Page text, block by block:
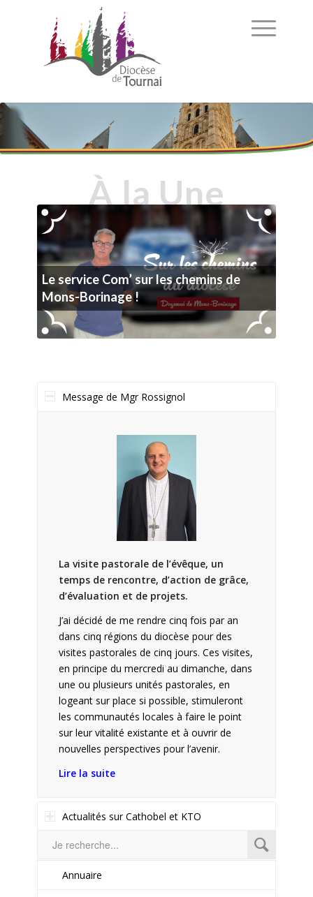
À la Une
Le service Com’ sur les chemins de
Mons-Borinage !
Message de Mgr Rossignol
La visite pastorale de l’évêque, un
temps de rencontre, d’action de grâce,
d’évaluation et de projets.
J’ai décidé de me rendre cinq fois par an
dans cinq régions du diocèse pour des
visites pastorales de cinq jours. Ces visites,
en principe du mercredi au dimanche, dans
une ou plusieurs unités pastorales, en
logeant sur place si possible, stimuleront
les communautés locales à faire le point
sur leur vitalité existante et à ouvrir de
nouvelles perspectives pour l’avenir.
Lire la suite
Actualités sur Cathobel et KTO
Annuaire